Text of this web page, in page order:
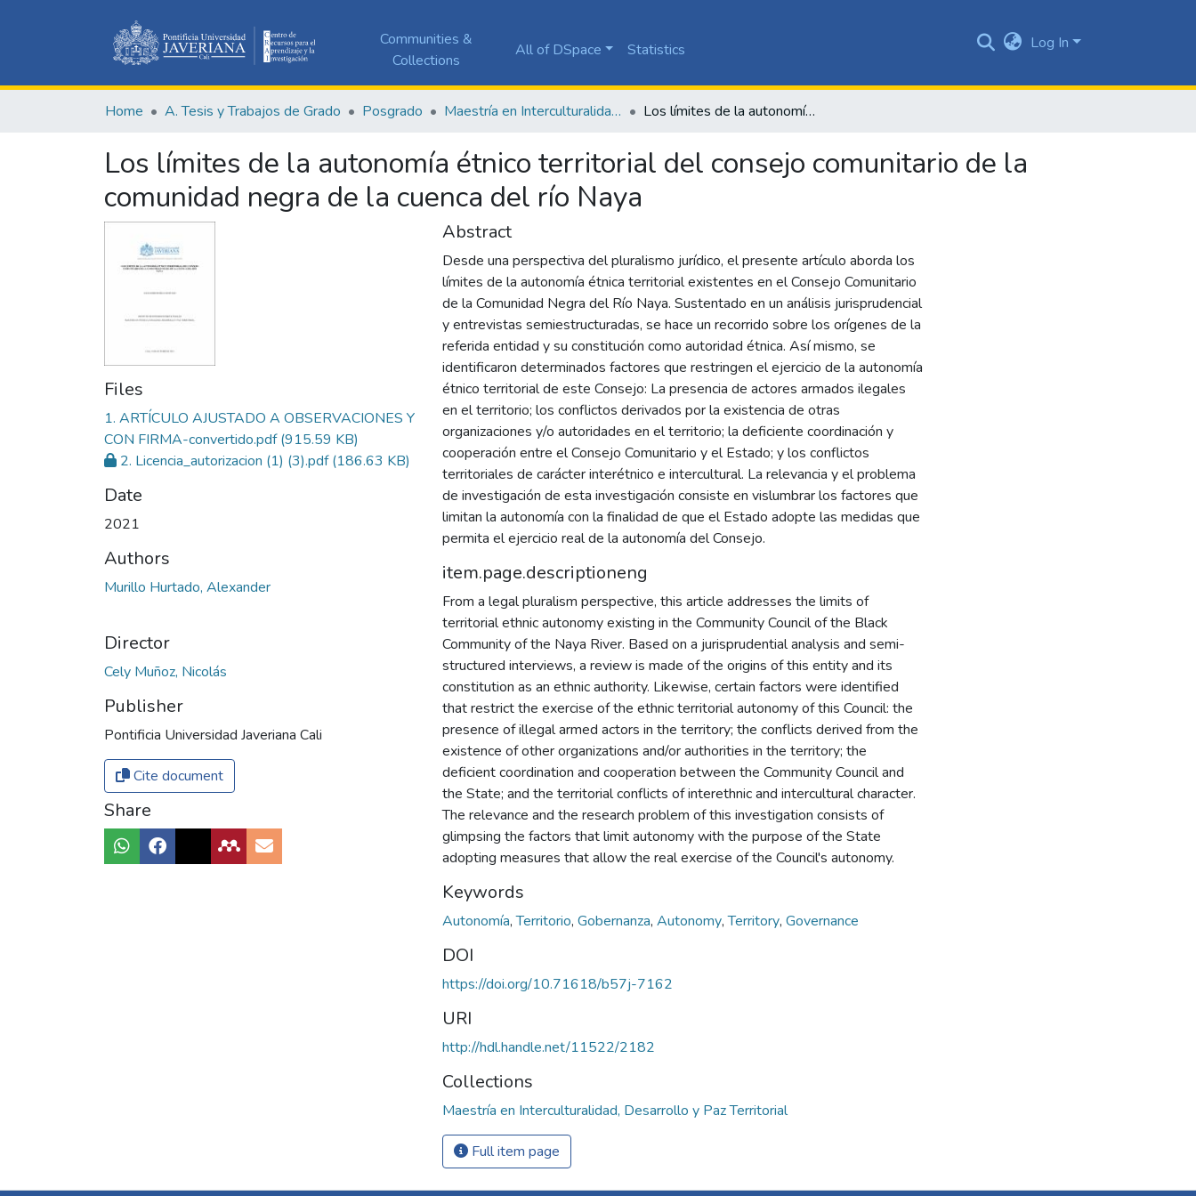
Communities &
Collections
All of DSpace Statistics Log In
Home A. Tesis y Trabajos de Grado Posgrado Maestría en Interculturalidad, Desarrollo y Paz Territorial Los límites de la autonomía étnico territorial del consejo comunitario de la comunidad negra de la cuenca del río Naya
Los límites de la autonomía étnico territorial del consejo comunitario de la
comunidad negra de la cuenca del río Naya
Files
1. ARTÍCULO AJUSTADO A OBSERVACIONES Y
CON FIRMA-convertido.pdf(915.59 KB)
2. Licencia_autorizacion (1) (3).pdf(186.63 KB)
Date
2021
Authors
Murillo Hurtado, Alexander
Director
Cely Muñoz, Nicolás
Publisher
Pontificia Universidad Javeriana Cali
Cite document
Share
Abstract
Desde una perspectiva del pluralismo jurídico, el presente artículo aborda los
límites de la autonomía étnica territorial existentes en el Consejo Comunitario
de la Comunidad Negra del Río Naya. Sustentado en un análisis jurisprudencial
y entrevistas semiestructuradas, se hace un recorrido sobre los orígenes de la
referida entidad y su constitución como autoridad étnica. Así mismo, se
identificaron determinados factores que restringen el ejercicio de la autonomía
étnico territorial de este Consejo: La presencia de actores armados ilegales
en el territorio; los conflictos derivados por la existencia de otras
organizaciones y/o autoridades en el territorio; la deficiente coordinación y
cooperación entre el Consejo Comunitario y el Estado; y los conflictos
territoriales de carácter interétnico e intercultural. La relevancia y el problema
de investigación de esta investigación consiste en vislumbrar los factores que
limitan la autonomía con la finalidad de que el Estado adopte las medidas que
permita el ejercicio real de la autonomía del Consejo.
item.page.descriptioneng
From a legal pluralism perspective, this article addresses the limits of
territorial ethnic autonomy existing in the Community Council of the Black
Community of the Naya River. Based on a jurisprudential analysis and semi-
structured interviews, a review is made of the origins of this entity and its
constitution as an ethnic authority. Likewise, certain factors were identified
that restrict the exercise of the ethnic territorial autonomy of this Council: the
presence of illegal armed actors in the territory; the conflicts derived from the
existence of other organizations and/or authorities in the territory; the
deficient coordination and cooperation between the Community Council and
the State; and the territorial conflicts of interethnic and intercultural character.
The relevance and the research problem of this investigation consists of
glimpsing the factors that limit autonomy with the purpose of the State
adopting measures that allow the real exercise of the Council's autonomy.
Keywords
Autonomía,Territorio, Gobernanza, Autonomy,Territory, Governance
DOI
https://doi.org/10.71618/b57j-7162
URI
http://hdl.handle.net/11522/2182
Collections
Maestría en Interculturalidad, Desarrollo y Paz Territorial
Full item page